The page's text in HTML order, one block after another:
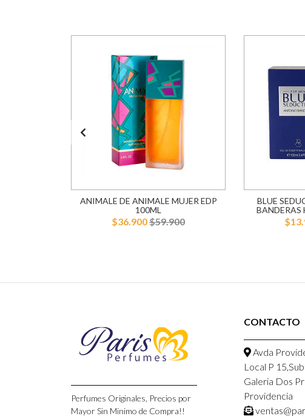
ANIMALE DE ANIMALE MUJER EDP
100ML
$36.900$59.900
BLUE
BANDERAS
Perfumes Originales, Precios por
Mayor Sin Minimo de Compra!!
CONTACTO
Avda
Local P
Galeria Dos
Providencia